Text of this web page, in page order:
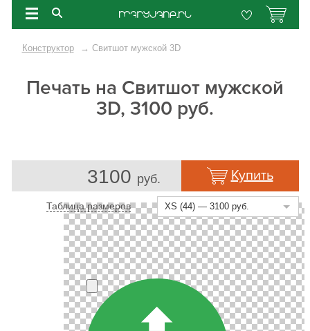
Конструктор → Свитшот мужской 3D
Печать на Свитшот мужской
3D, 3100 руб.
Купить
3100 руб.
Таблица размеров XS (44) — 3100 руб.